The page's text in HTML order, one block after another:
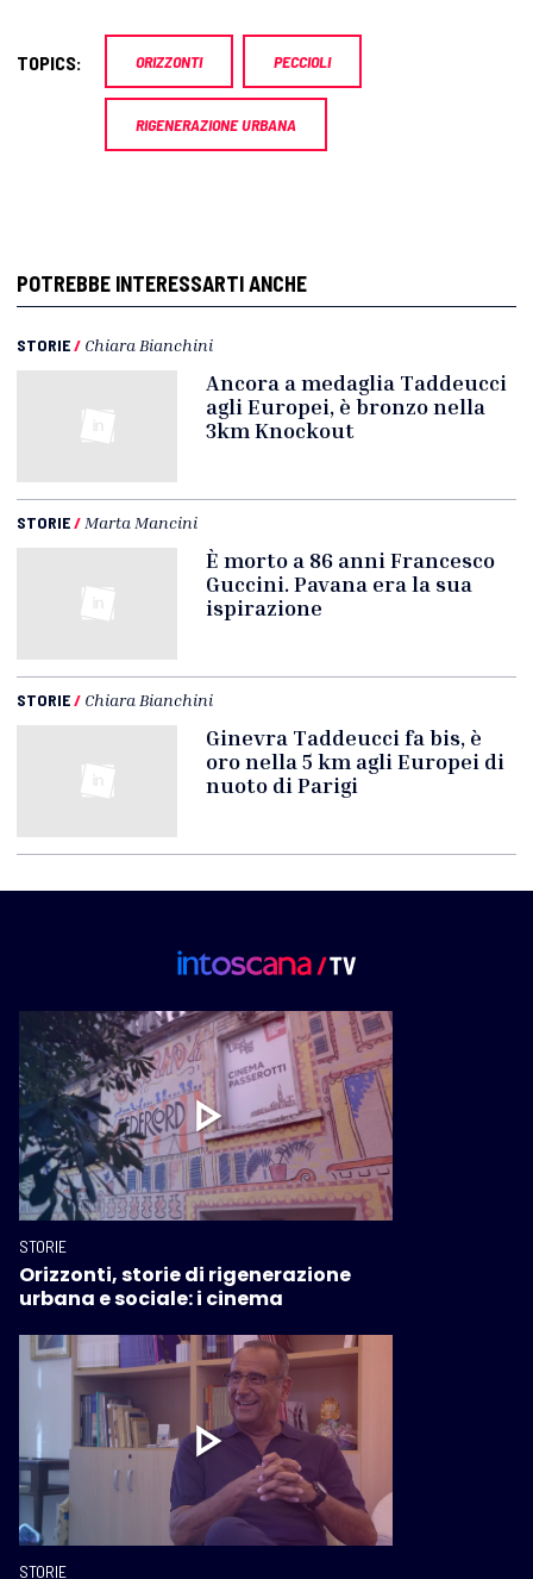
TOPICS: ORIZZONTI PECCIOLI
RIGENERAZIONE URBANA
POTREBBE INTERESSARTI ANCHE
STORIE/ Chiara Bianchini
Ancora a medaglia Taddeucci
agli Europei, è bronzo nella
3km Knockout
STORIE/ Marta Mancini
È morto a 86 anni Francesco
Guccini. Pavana era la sua
ispirazione
STORIE/ Chiara Bianchini
Ginevra Taddeucci fa bis, è
oro nella 5 km agli Europei di
nuoto di Parigi
STORIE
Orizzonti, storie di rigenerazione
urbana e sociale: i cinema
STORIE